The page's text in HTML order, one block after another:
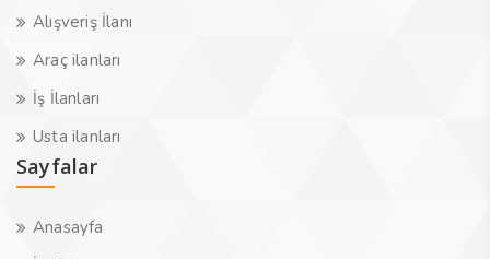
Alışveriş İlanı
Araç ilanları
İş İlanları
Usta ilanları
Sayfalar
Anasayfa